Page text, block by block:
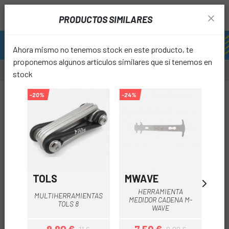
PRODUCTOS SIMILARES
Ahora mismo no tenemos stock en este producto, te
proponemos algunos artículos similares que sí tenemos en
stock
-20%
TOLS
MULTIHERRAMIENTAS
TOLS 8
-24%
MWAVE
HERRAMIENTA
MEDIDOR CADENA M-
WAVE